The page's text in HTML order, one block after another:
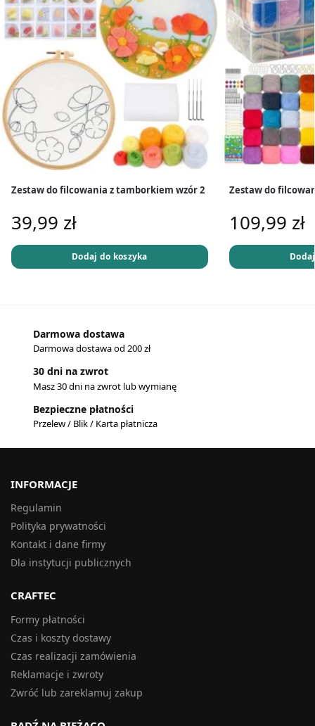
Zestaw do filcowania z tamborkiem wzór 2
39,99 zł
Dodaj do koszyka
Zestaw do
109,99 zł
Darmowa dostawa
Darmowa dostawa od 200 zł
30 dni na zwrot
Masz 30 dni na zwrot lub wymianę
Bezpieczne płatności
Przelew / Blik / Karta płatnicza
INFORMACJE
Regulamin
Polityka prywatności
Kontakt i dane firmy
Dla instytucji publicznych
CRAFTEC
Formy płatności
Czas i koszty dostawy
Czas realizacji zamówienia
Reklamacje i zwroty
Zwróć lub zareklamuj zakup